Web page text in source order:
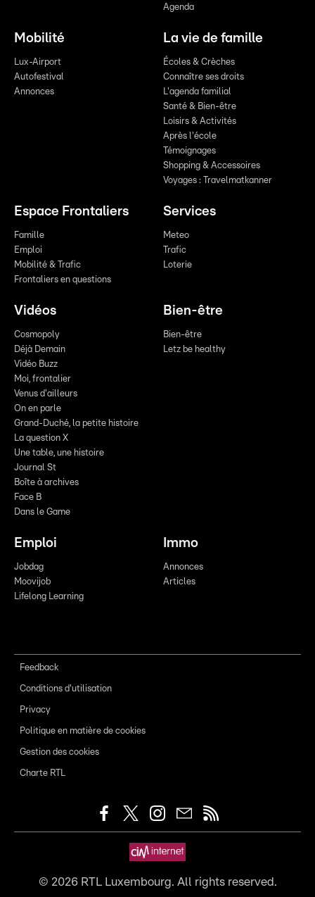
Agenda
Mobilité
Lux-Airport
Autofestival
Annonces
La vie de famille
Écoles & Crèches
Connaître ses droits
L'agenda familial
Santé & Bien-être
Loisirs & Activités
Après l'école
Témoignages
Shopping & Accessoires
Voyages : Travelmatkanner
Espace Frontaliers
Famille
Emploi
Mobilité & Trafic
Frontaliers en questions
Services
Meteo
Trafic
Loterie
Vidéos
Cosmopoly
Déjà Demain
Vidéo Buzz
Moi, frontalier
Venus d'ailleurs
On en parle
Grand-Duché, la petite histoire
La question X
Une table, une histoire
Journal St
Boîte à archives
Face B
Dans le Game
Bien-être
Bien-être
Letz be healthy
Emploi
Jobdag
Moovijob
Lifelong Learning
Immo
Annonces
Articles
Feedback
Conditions d'utilisation
Privacy
Politique en matière de cookies
Gestion des cookies
Charte RTL
© 2026RTL Luxembourg. All rights reserved.